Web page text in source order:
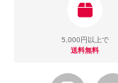
5,000円以上で
送料無料